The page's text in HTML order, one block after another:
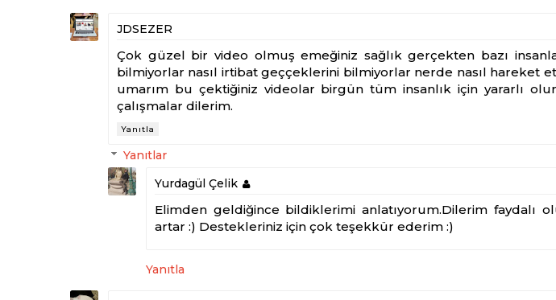
JDSEZER
Çok güzel bir video olmuş emeğiniz sağlık gerçekten bazı
bilmiyorlar nasıl irtibat geççeklerini bilmiyorlar nerde nasıl hareket
umarım bu çektiğiniz videolar birgün tüm insanlık için yararlı
çalışmalar dilerim.
Yanıtla
Yanıtlar
Yurdagül Çelik
Elimden geldiğince bildiklerimi anlatıyorum.Dilerim faydalı
artar :) Destekleriniz için çok teşekkür ederim :)
Yanıtla